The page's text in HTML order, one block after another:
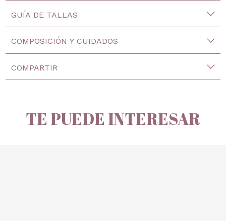
GUÍA DE TALLAS
COMPOSICIÓN Y CUIDADOS
COMPARTIR
TE PUEDE INTERESAR